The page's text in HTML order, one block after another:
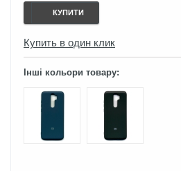
КУПИТИ
Купить в один клик
Інші кольори товару: